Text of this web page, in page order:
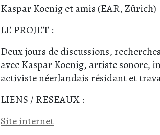
Kaspar Koenig et amis (EAR, Zûrich)
LE PROJET :
Deux jours de discussions,
avec Kaspar Koenig, artiste sonore,
activiste néerlandais résidant et
LIENS / RESEAUX :
Site internet